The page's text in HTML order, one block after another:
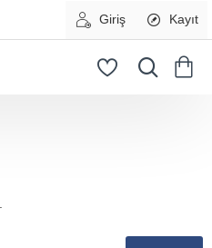
Giriş Kayıt